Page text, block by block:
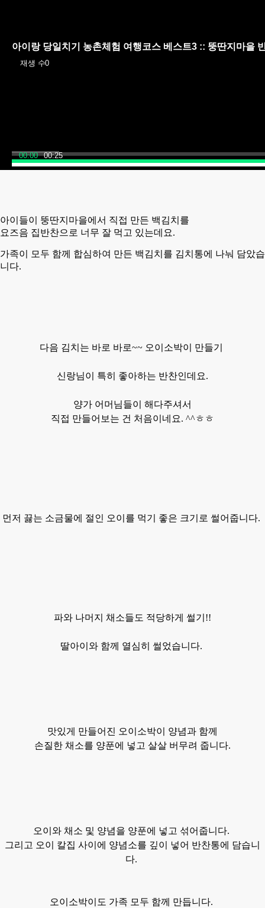
아이랑 당일치기 농촌체험 여행코스 베스트3 :: 뚱딴지마을
재생 수0
00:00 00:25
아이들이 뚱딴지마을에서 직접 만든 백김치를
요즈음 집반찬으로 너무 잘 먹고 있는데요.
가족이 모두 함께 합심하여 만든 백김치를 김치통에 나눠 담았습
니다.
다음 김치는 바로 바로~~ 오이소박이 만들기
신랑님이 특히 좋아하는 반찬인데요.
양가 어머님들이 해다주셔서
직접 만들어보는 건 처음이네요. ^^ㅎㅎ
먼저 끓는 소금물에 절인 오이를 먹기 좋은 크기로 썰어줍니다.
파와 나머지 채소들도 적당하게 썰기!!
딸아이와 함께 열심히 썰었습니다.
맛있게 만들어진 오이소박이 양념과 함께
손질한 채소를 양푼에 넣고 살살 버무려 줍니다.
오이와 채소 및 양념을 양푼에 넣고 섞어줍니다.
그리고 오이 칼집 사이에 양념소를 깊이 넣어 반찬통에 담습니
다.
오이소박이도 가족 모두 함께 만듭니다.